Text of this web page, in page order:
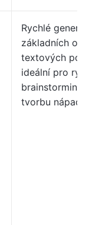
Rychlé
základních
textových
ideální pro
brainstorming
tvorbu nápadů.